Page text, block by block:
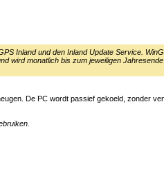
Inland und den Inland Update Service.
wird monatlich bis zum jeweiligen Jahresende
De PC wordt passief gekoeld, zonder